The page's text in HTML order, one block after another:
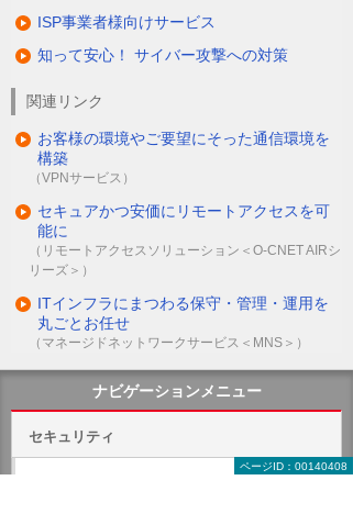
ISP事業者様向けサービス
知って安心！ サイバー攻撃への対策
関連リンク
お客様の環境やご要望にそった通信環境を
構築
（VPNサービス）
セキュアかつ安価にリモートアクセスを可
能に
（リモートアクセスソリューション＜O-CNET AIRシ
リーズ＞）
ITインフラにまつわる保守・管理・運用を
丸ごとお任せ
（マネージドネットワークサービス＜MNS＞）
ページID：00140408
ナビゲーションメニュー
セキュリティ